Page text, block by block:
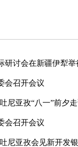
研讨会在新疆伊犁举
会召开会议
尼亚孜“八一”前夕
会召开会议
尼亚孜会见新开发